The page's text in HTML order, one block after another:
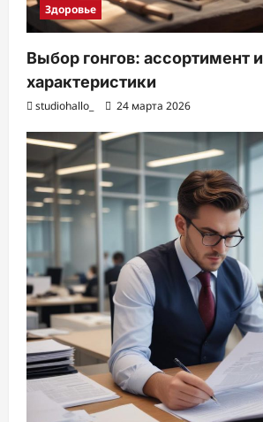
Здоровье
Выбор гонгов: ассортимент и
характеристики
studiohallo_ 24 марта 2026